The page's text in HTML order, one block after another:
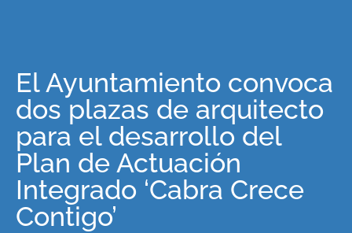
El Ayuntamiento convoca
dos plazas de arquitecto
para el desarrollo del
Plan de Actuación
Integrado ‘Cabra Crece
Contigo’